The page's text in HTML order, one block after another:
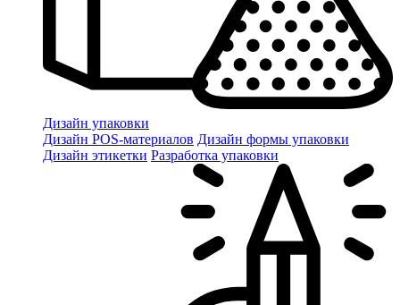
Дизайн упаковки
Дизайн POS-материалов Дизайн формы упаковки
Дизайн этикетки Разработка упаковки